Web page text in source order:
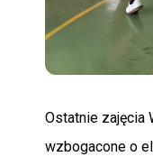
Ostatnie zajęcia
wzbogacone o